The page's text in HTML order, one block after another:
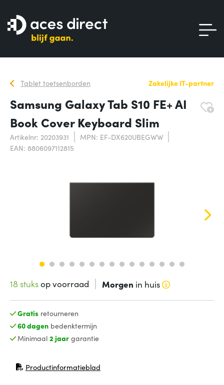
Tablet toetsenborden Zakelijke IT-partner
Samsung Galaxy Tab S10 FE+ AI
Book Cover Keyboard Slim
Artikelnr: 20203931
MPN: EF-DX620UBEGWW
EAN: 8806097112815
18 stuksop voorraad Morgen in huis
Gratis retourneren
60 dagenbedenktermijn
Minimaal 2 jaargarantie
Productinformatieblad
(opent in nieuw venster)